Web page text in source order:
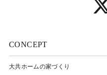
CONCEPT
大共ホームの家づくり